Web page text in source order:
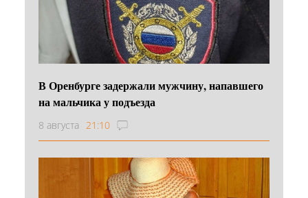
В Оренбурге задержали мужчину, напавшего
на мальчика у подъезда
8 августа 21:10